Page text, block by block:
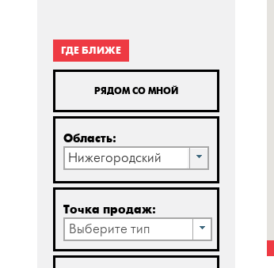
ГДЕ БЛИЖЕ
РЯДОМ СО МНОЙ
Область:
Нижегородский
Точка продаж:
Выберите тип